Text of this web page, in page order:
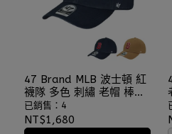
47 Brand MLB 波士頓 紅
襪隊 多色 刺繡 老帽 棒球
帽 鴨舌帽 軟布老帽
⫷ScrewCap⫸
已銷售：4
NT$1,680